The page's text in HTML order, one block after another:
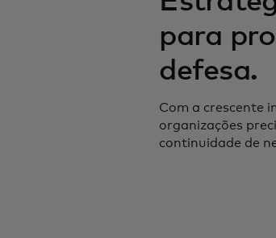
para
defesa.
Com a crescente
organizações
continuidade de